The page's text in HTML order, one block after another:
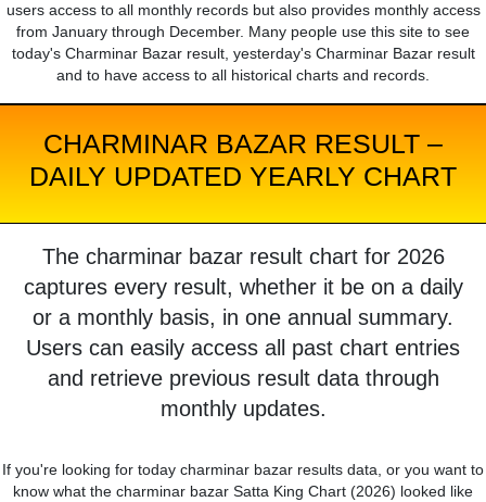
users access to all monthly records but also provides monthly access
from January through December. Many people use this site to see
today's Charminar Bazar result, yesterday's Charminar Bazar result
and to have access to all historical charts and records.
CHARMINAR BAZAR RESULT –
DAILY UPDATED YEARLY CHART
The charminar bazar result chart for 2026
captures every result, whether it be on a daily
or a monthly basis, in one annual summary.
Users can easily access all past chart entries
and retrieve previous result data through
monthly updates.
If you're looking for today charminar bazar results data, or you want to
know what the charminar bazar Satta King Chart (2026) looked like